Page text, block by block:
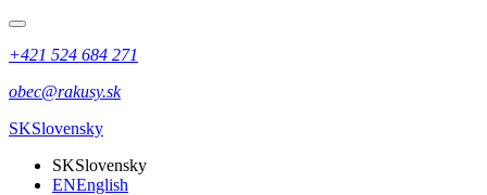
+421 524 684 271
obec@rakusy.sk
SKSlovensky
SKSlovensky
ENEnglish